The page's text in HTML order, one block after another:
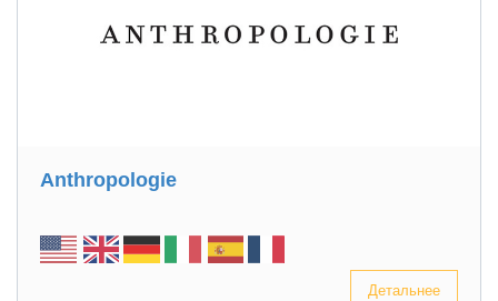
Anthropologie
Детальнее